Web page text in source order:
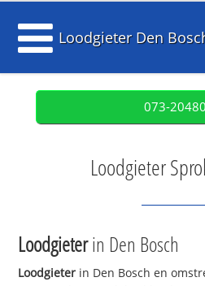
Loodgieter Den
073-
Loodgieter
Loodgieterin Den Bosch
Loodgieter in Den Bosch en